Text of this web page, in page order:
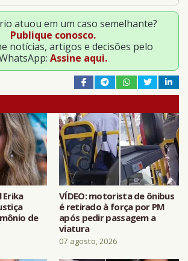
atuou em um caso semelhante?
Publique conosco.
notícias, artigos e decisões pelo
Assine aqui.
de
VÍDEO: motorista de ônibus
é retirado à força por PM
após pedir passagem a
viatura
07 agosto, 2026